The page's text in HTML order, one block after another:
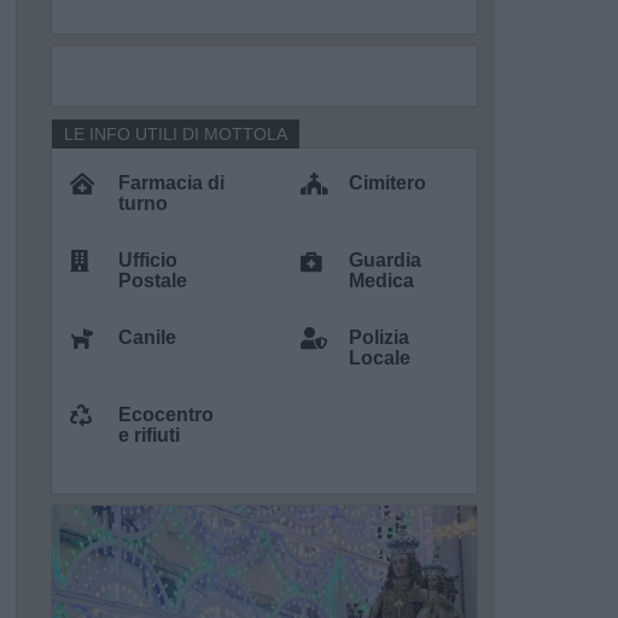
Farmacia di
turno
Cimitero
Ufficio
Postale
Guardia
Medica
Canile
Polizia
Locale
Ecocentro
e rifiuti
LE INFO UTILI DI MOTTOLA